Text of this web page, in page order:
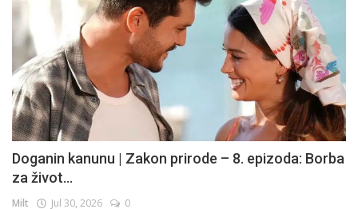
Doganin kanunu | Zakon prirode – 8. epizoda: Borba
za život...
Milt Jul 30, 2026 0